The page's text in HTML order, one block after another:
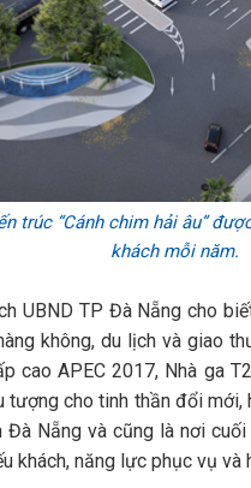
trúc “Cánh chim hải âu”
khách mỗi năm.
UBND TP Đà Nẵng cho
không, du lịch và giao
cao APEC 2017, Nhà ga
tượng cho tinh thần đổi
Đà Nẵng và cũng là nơi
khách, năng lực phục vụ và